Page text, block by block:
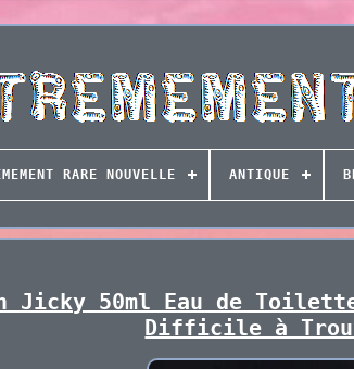
RARE NOUVELLE ANTIQUE
Jicky 50ml Eau de
Difficile à